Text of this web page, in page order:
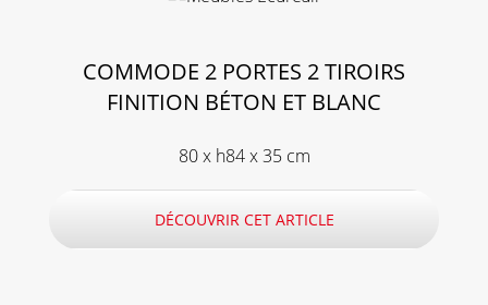
COMMODE 2 PORTES 2 TIROIRS
FINITION BÉTON ET BLANC
80 x h84 x 35 cm
DÉCOUVRIR CET ARTICLE